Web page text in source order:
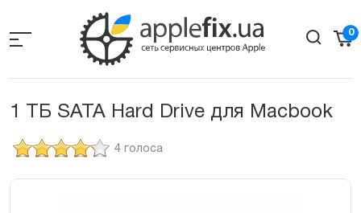
the
0
1 ТБ SATA Hard Drive для Macbook
4 голоса